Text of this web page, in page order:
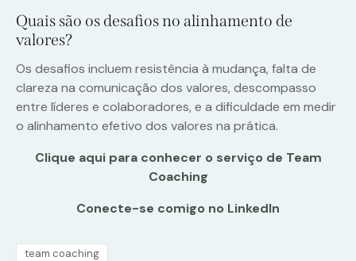
Quais são os desafios no alinhamento de
valores?
Os desafios incluem resistência à mudança, falta de
clareza na comunicação dos valores, descompasso
entre líderes e colaboradores, e a dificuldade em medir
o alinhamento efetivo dos valores na prática.
Clique aqui para conhecer o serviço de Team
Coaching
Conecte-se comigo no LinkedIn
team coaching